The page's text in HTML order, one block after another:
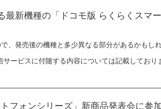
最新機種の「ドコモ版 らくらくスマ
、発売後の機種と多少異なる部分があるかもしれ
ービスに付随する内容については記載しており
フォンシリーズ」新商品発表会に参